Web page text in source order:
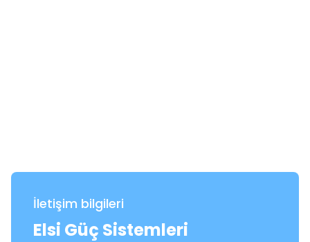
İletişim bilgileri
Elsi Güç Sistemleri